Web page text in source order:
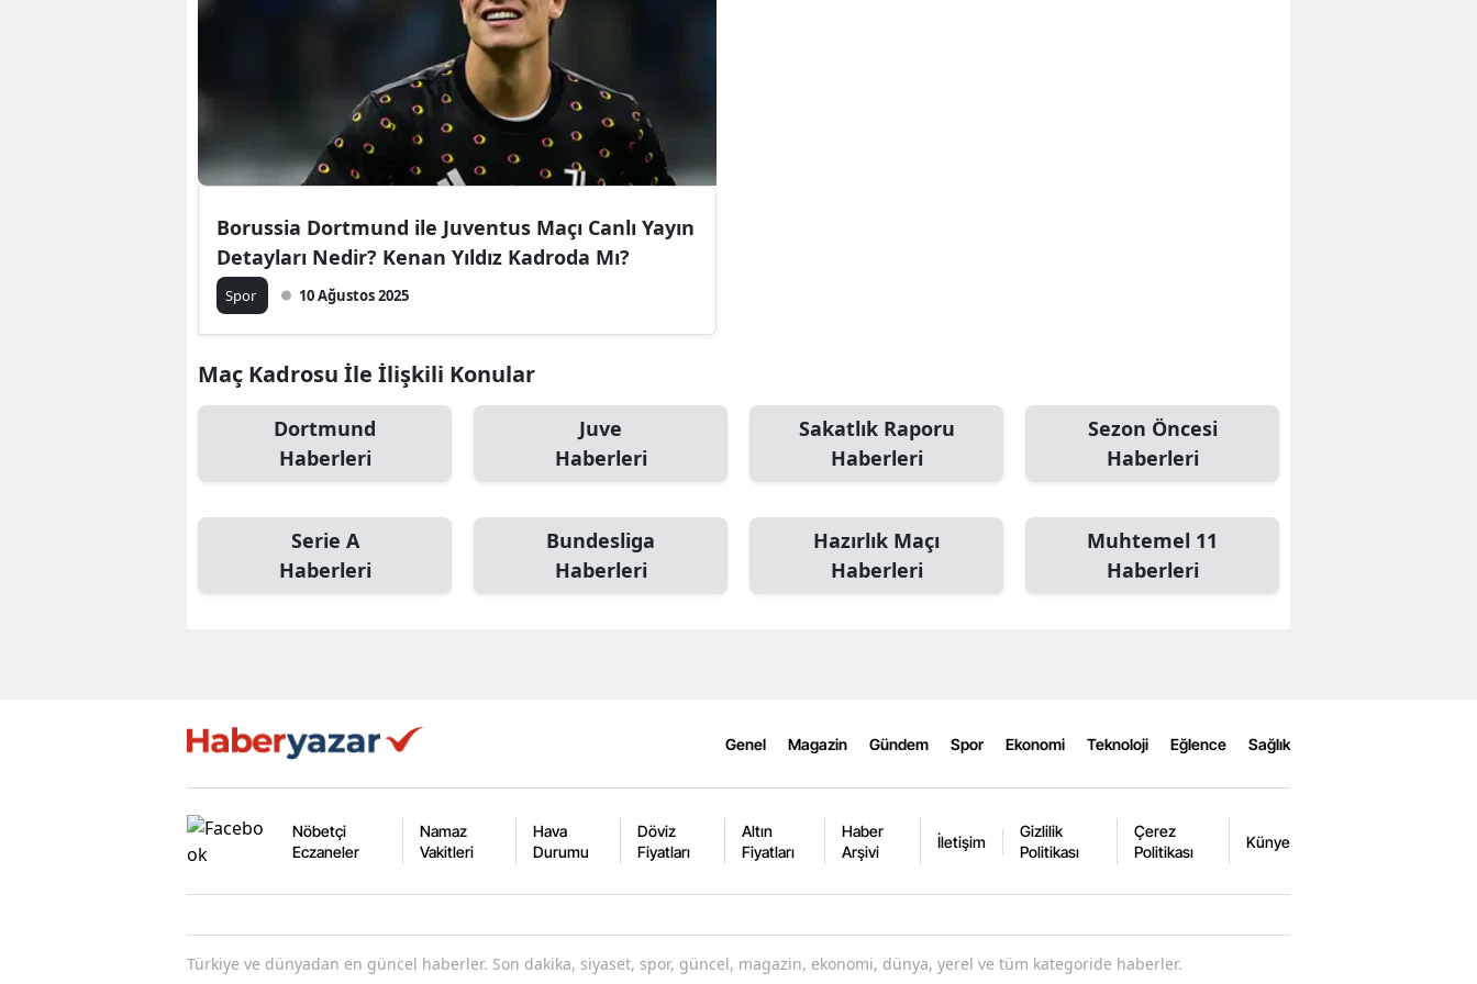
Borussia Dortmund ile Juventus Maçı Canlı Yayın
Detayları Nedir? Kenan Yıldız Kadroda Mı?
Spor 10 Ağustos 2025
Maç Kadrosu İle İlişkili Konular
Dortmund
Haberleri
Juve
Haberleri
Sakatlık Raporu
Haberleri
Sezon Öncesi
Haberleri
Serie A
Haberleri
Bundesliga
Haberleri
Hazırlık Maçı
Haberleri
Muhtemel 11
Haberleri
Genel Magazin Gündem Spor Ekonomi Teknoloji Eğlence Sağlık
Nöbetçi
Eczaneler
Namaz
Vakitleri
Hava
Durumu
Döviz
Fiyatları
Altın
Fiyatları
Haber
Arşivi
İletişim
Gizlilik
Politikası
Çerez
Politikası
Künye
Türkiye ve dünyadan en güncel haberler. Son dakika, siyaset, spor, güncel, magazin, ekonomi, dünya, yerel ve tüm kategoride haberler.